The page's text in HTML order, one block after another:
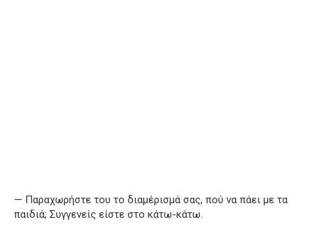
— Παραχωρήστε του το διαμέρισμά σας, πού να πάει με τα
παιδιά; Συγγενείς είστε στο κάτω-κάτω.